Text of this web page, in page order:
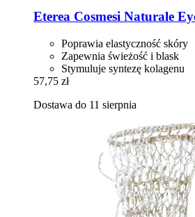
Eterea Cosmesi Naturale
Poprawia elastyczność skóry
Zapewnia świeżość i blask
Stymuluje syntezę kolagenu
57,75 zł
Dostawa do 11 sierpnia